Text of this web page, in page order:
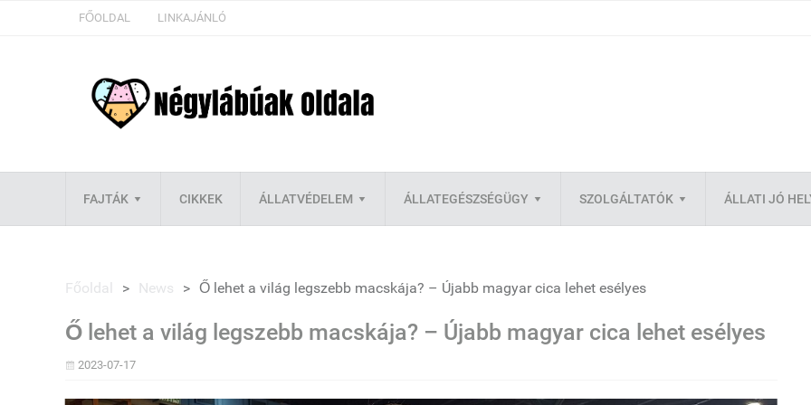
FŐOLDAL LINKAJÁNLÓ
FAJTÁK CIKKEK ÁLLATVÉDELEM ÁLLATEGÉSZSÉGÜGY SZOLGÁLTATÓK ÁLLATI JÓ
Főoldal > News > Ő lehet a világ legszebb macskája? – Újabb magyar cica lehet esélyes
Ő lehet a világ legszebb macskája? – Újabb magyar cica lehet esélyes
2023-07-17